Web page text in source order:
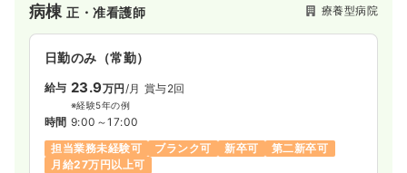
給与 時給1,500〜1,600
日祝休み
担当業務未経験可
気になる 詳細を見る
基本疾患や後遺症のため医療が必要となる方への、快適な療養
環境の提供を目指し努めています。主に、内科の保存的治療を
行うとともに、胃ろう造設、気管切開術などの外科系処置など
患者様の病状に適した医療を提供をしています。
病棟正・准看護師 療養型病院
日勤のみ（常勤）
給与 23.9万円 /月 賞与2回
※経験5年の例
時間 9:00～17:00
担当業務未経験可
ブランク可 新卒可
第二新卒可
月給27万円以上可